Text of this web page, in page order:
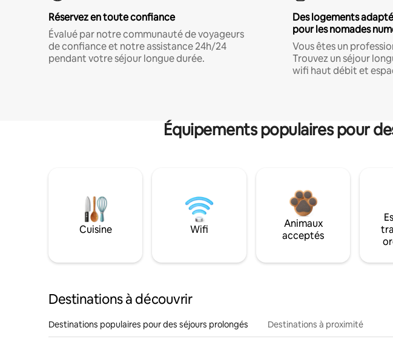
Réservez en toute confiance
Évalué par notre communauté de voyageurs
de confiance et notre assistance 24h/24
pendant votre séjour longue durée.
Des logements
pour les nomades
Vous êtes un
Trouvez un séjour
wifi haut débit et
Équipements populaires pour
Cuisine Wifi
Animaux
acceptés
Destinations à découvrir
Destinations populaires pour des séjours prolongés Destinations à proximité